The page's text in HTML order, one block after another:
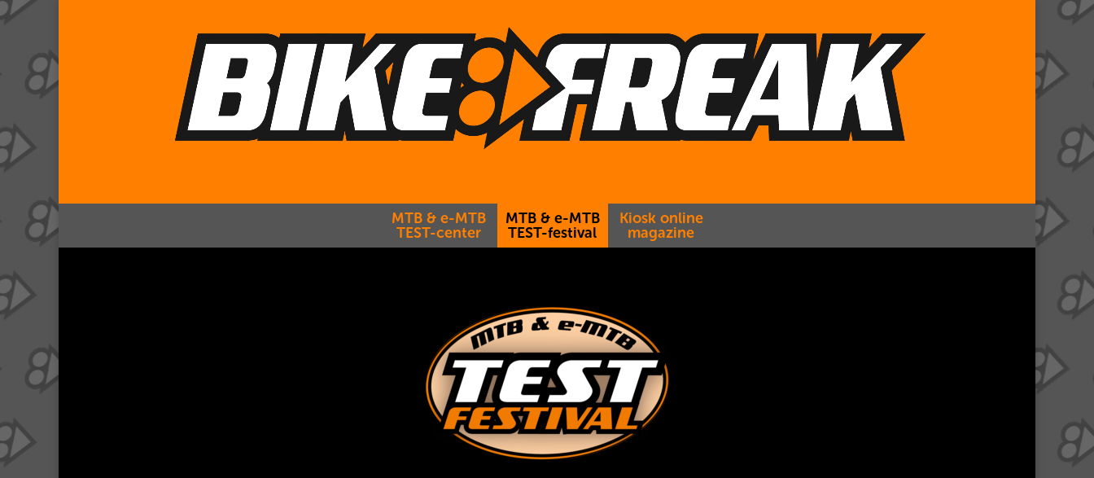
MTB & e-MTB
TEST-center
MTB & e-MTB
TEST-festival
Kiosk online
magazine